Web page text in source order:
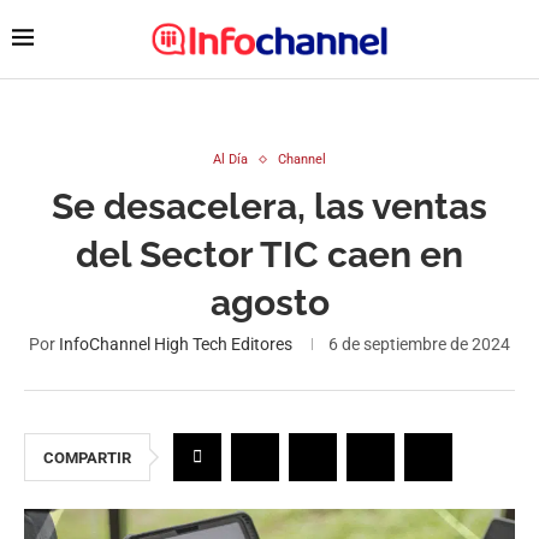
Al Día Channel
Se desacelera, las ventas
del Sector TIC caen en
agosto
Por InfoChannel High Tech Editores 6 de septiembre de 2024
COMPARTIR